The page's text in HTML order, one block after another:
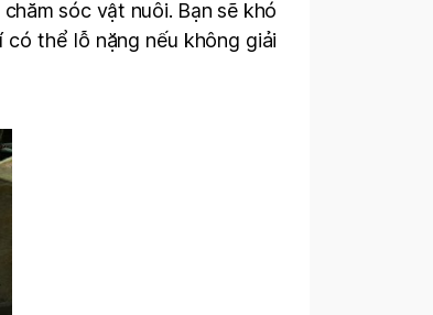
sóc vật nuôi. Bạn sẽ khó
thể lỗ nặng nếu không giải